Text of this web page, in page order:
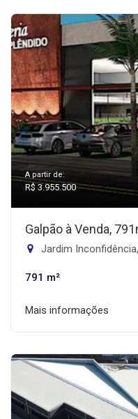
A partir de:
R$ 3.955.500
Galpão à Venda,
Jardim
791 m²
Mais informações